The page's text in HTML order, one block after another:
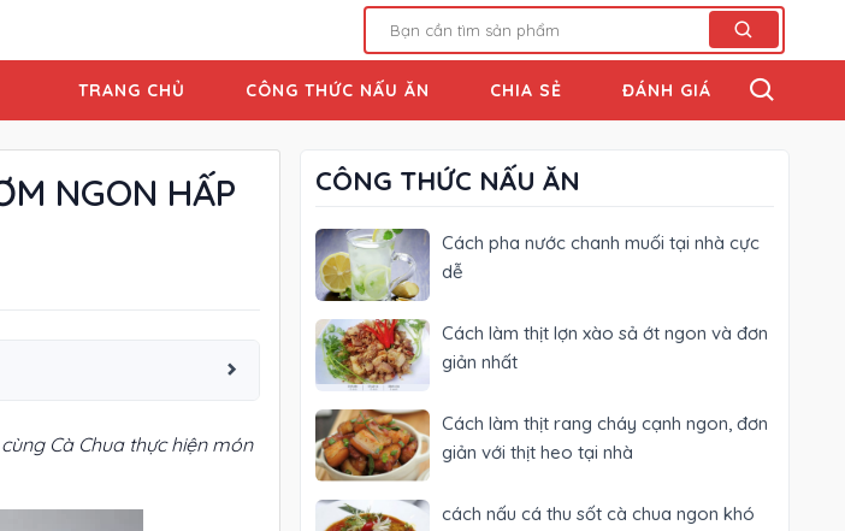
TRANG CHỦ CÔNG THỨC NẤU ĂN CHIA SẺ ĐÁNH GIÁ
NGON HẤP
Cà Chua thực hiện món
CÔNG THỨC NẤU ĂN
Cách pha nước chanh muối tại nhà cực
dễ
Cách làm thịt lợn xào sả ớt ngon và đơn
giản nhất
Cách làm thịt rang cháy cạnh ngon, đơn
giản với thịt heo tại nhà
cách nấu cá thu sốt cà chua ngon khó